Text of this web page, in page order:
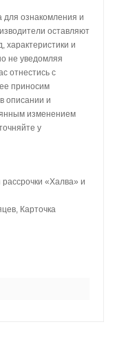
ознакомления и
оставляют
характеристики и
не уведомляя
отнестись с
приносим
описании и
изменением
у
рассрочки «Халва» и
Карточка